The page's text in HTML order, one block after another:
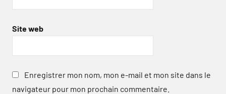
Site web
Enregistrer mon nom, mon e-mail et mon site dans le
navigateur pour mon prochain commentaire.